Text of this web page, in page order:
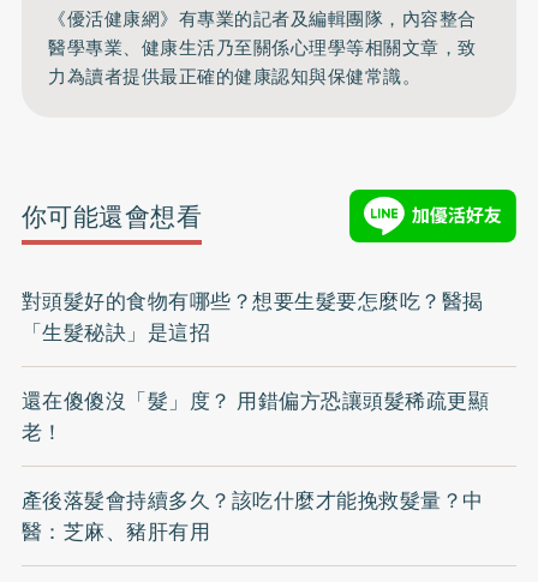
《優活健康網》有專業的記者及編輯團隊，內容整合
醫學專業、健康生活乃至關係心理學等相關文章，致
力為讀者提供最正確的健康認知與保健常識。
你可能還會想看
對頭髮好的食物有哪些？想要生髮要怎麼吃？醫揭
「生髮秘訣」是這招
還在傻傻沒「髮」度？ 用錯偏方恐讓頭髮稀疏更顯
老！
產後落髮會持續多久？該吃什麼才能挽救髮量？中
醫：芝麻、豬肝有用